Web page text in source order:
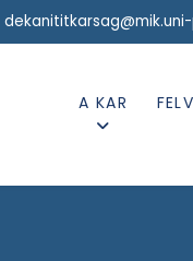
A KAR